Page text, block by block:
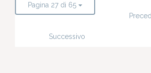
Pagina 27 di 65
Successivo